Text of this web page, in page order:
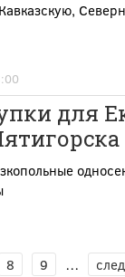
для
8 9 …